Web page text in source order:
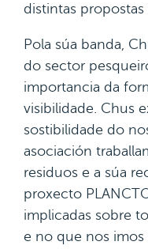
distintas propostas
Pola súa banda,
do sector
importancia da
visibilidade. Chus
sostibilidade do
asociación
residuos e a súa
proxecto
implicadas sobre
e no que nos imos